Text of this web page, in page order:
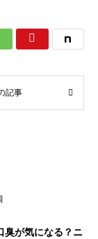

記事
臭が気になる？ニ